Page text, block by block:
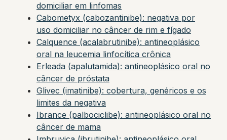
domiciliar em linfomas
Cabometyx (cabozantinibe): negativa por
uso domiciliar no câncer de rim e fígado
Calquence (acalabrutinibe): antineoplásico
oral na leucemia linfocítica crônica
Erleada (apalutamida): antineoplásico oral no
câncer de próstata
Glivec (imatinibe): cobertura, genéricos e os
limites da negativa
Ibrance (palbociclibe): antineoplásico oral no
câncer de mama